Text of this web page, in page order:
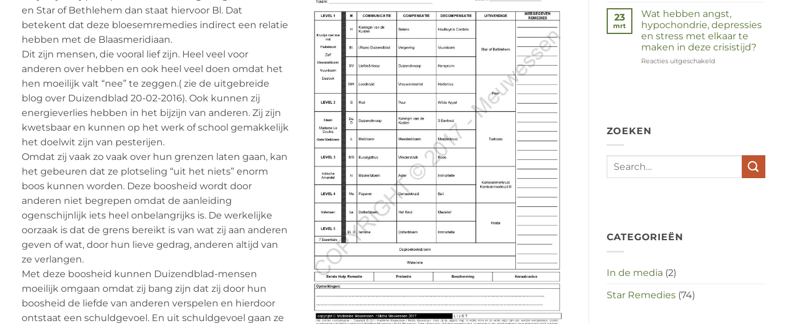
en Star of Bethlehem dan staat hiervoor Bl. Dat
betekent dat deze bloesemremedies indirect een relatie
hebben met de Blaasmeridiaan.
Dit zijn mensen, die vooral lief zijn. Heel veel voor
anderen over hebben en ook heel veel doen omdat het
hen moeilijk valt “nee” te zeggen.( zie de uitgebreide
blog over Duizendblad 20-02-2016). Ook kunnen zij
energieverlies hebben in het bijzijn van anderen. Zij zijn
kwetsbaar en kunnen op het werk of school gemakkelijk
het doelwit zijn van pesterijen.
Omdat zij vaak zo vaak over hun grenzen laten gaan, kan
het gebeuren dat ze plotseling “uit het niets” enorm
boos kunnen worden. Deze boosheid wordt door
anderen niet begrepen omdat de aanleiding
ogenschijnlijk iets heel onbelangrijks is. De werkelijke
oorzaak is dat de grens bereikt is van wat zij aan anderen
geven of wat, door hun lieve gedrag, anderen altijd van
ze verlangen.
Met deze boosheid kunnen Duizendblad-mensen
moeilijk omgaan omdat zij bang zijn dat zij door hun
boosheid de liefde van anderen verspelen en hierdoor
ontstaat een schuldgevoel. En uit schuldgevoel gaan ze
23
mrt
Wat hebben angst,
hypochondrie, depressies
en stress met elkaar te
maken in deze crisistijd?
Reacties uitgeschakeldvoor
in
ZOEKEN
CATEGORIEËN
In de media (2)
Star Remedies(74)